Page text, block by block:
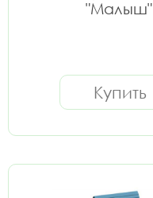
"Малыш"
Купить